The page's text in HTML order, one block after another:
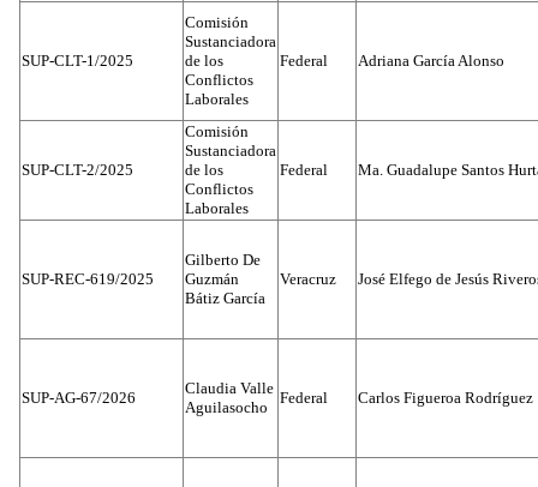
SUP-CLT-1/2025
Comisión
Sustanciadora
de los
Conflictos
Laborales
Federal Adriana García Alonso
SUP-CLT-2/2025
Comisión
Sustanciadora
de los
Conflictos
Laborales
Federal Ma. Guadalupe Santos
SUP-REC-619/2025
Gilberto De
Guzmán
Bátiz García
Veracruz José Elfego de Jesús
SUP-AG-67/2026
Claudia Valle
Aguilasocho
Federal Carlos Figueroa Rodríguez